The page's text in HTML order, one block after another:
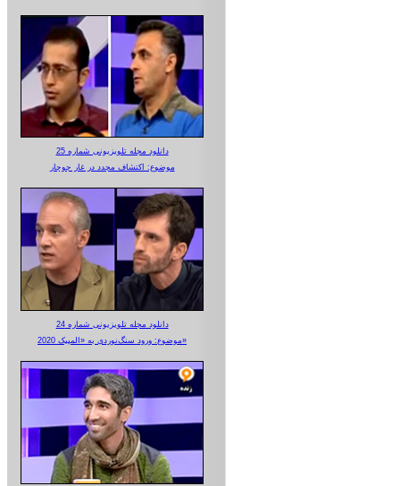
دانلود مجله تلویزیونی شماره 25
موضوع: اکتشاف مجدد در غار جوجار
دانلود مجله تلویزیونی شماره 24
موضوع: ورود سنگ‌نوردی به «المپیک 2020»